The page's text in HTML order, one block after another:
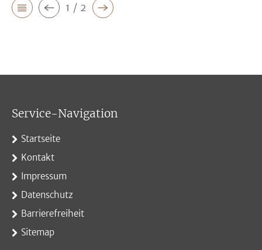
1 / 2
Service-Navigation
Startseite
Kontakt
Impressum
Datenschutz
Barrierefreiheit
Sitemap